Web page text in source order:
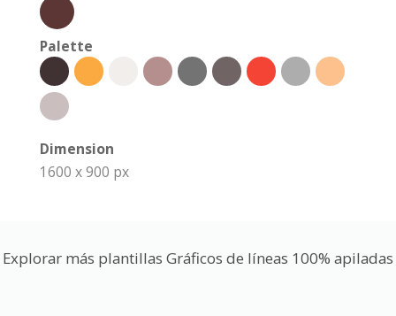
Palette
Dimension
1600 x 900 px
Explorar más plantillas Gráficos de líneas 100% apiladas